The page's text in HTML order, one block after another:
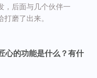
，后面与几个伙伴一
磨了出来。
心的功能是什么？有什